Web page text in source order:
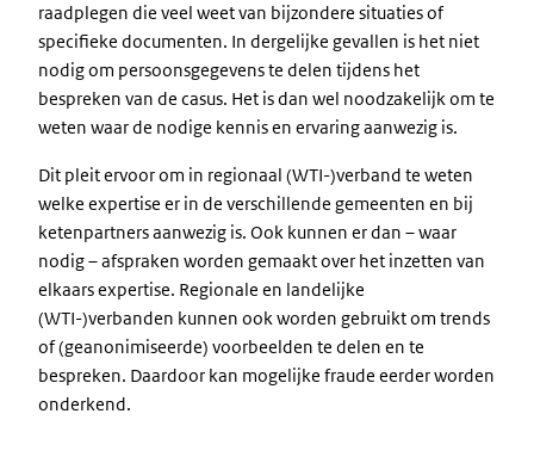
raadplegen die veel weet van bijzondere situaties of
specifieke documenten. In dergelijke gevallen is het niet
nodig om persoonsgegevens te delen tijdens het
bespreken van de casus. Het is dan wel noodzakelijk om te
weten waar de nodige kennis en ervaring aanwezig is.
Dit pleit ervoor om in regionaal (WTI-)verband te weten
welke expertise er in de verschillende gemeenten en bij
ketenpartners aanwezig is. Ook kunnen er dan – waar
nodig – afspraken worden gemaakt over het inzetten van
elkaars expertise. Regionale en landelijke
(WTI-)verbanden kunnen ook worden gebruikt om trends
of (geanonimiseerde) voorbeelden te delen en te
bespreken. Daardoor kan mogelijke fraude eerder worden
onderkend.